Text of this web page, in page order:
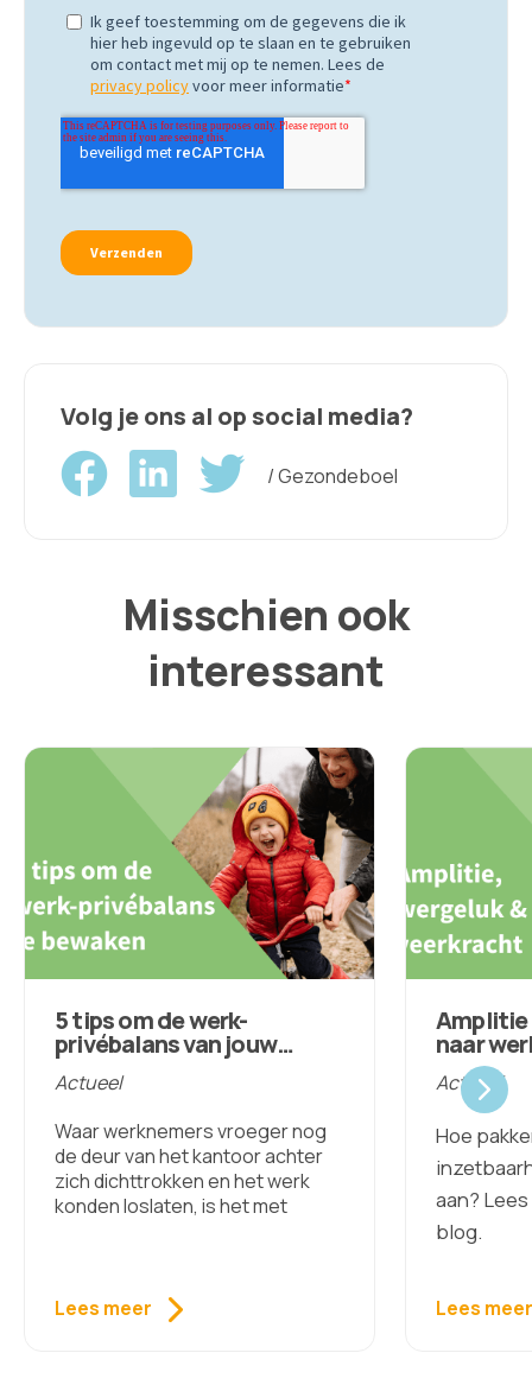
Volg je ons al op social media?
/ Gezondeboel
Misschien ook
interessant
5 tips om de werk-
privébalans van jouw
werknemers te bewaken
Actueel
Waar werknemers vroeger nog
de deur van het kantoor achter
zich dichttrokken en het werk
konden loslaten, is het met
Lees meer
Amplitie
naar
Actueel
Hoe
aan?
blog.
Lees meer